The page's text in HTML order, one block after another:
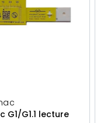
G1/G1.1 lecture